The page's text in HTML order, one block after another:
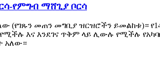
የምግብ ማሸጊያ ቦርሳ
መጠን መግቢያ ዝርዝሮችን ይመልከቱ)።
እና እንደገና ጥቅም ላይ ሊውሉ የሚችሉ
አለው።